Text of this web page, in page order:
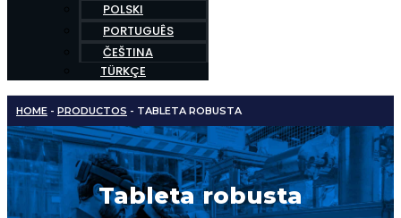
POLSKI
PORTUGUÊS
ČEŠTINA
TÜRKÇE
HOME - PRODUCTOS - TABLETA ROBUSTA
Tableta robusta